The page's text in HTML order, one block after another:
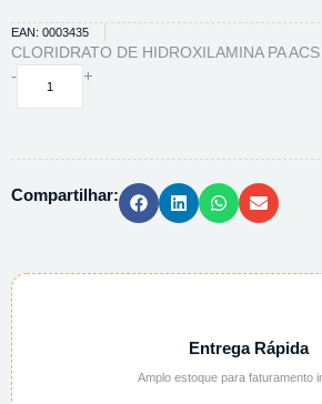
EAN: 0003435
CLORIDRATO DE HIDROXILAMINA PA
-
CLORIDRATO
-
+
Compartilhar:
Entrega Rápida
Amplo estoque para faturamento